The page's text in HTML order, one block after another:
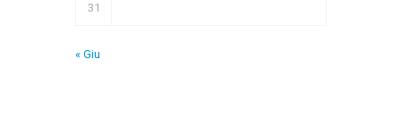
31
« Giu